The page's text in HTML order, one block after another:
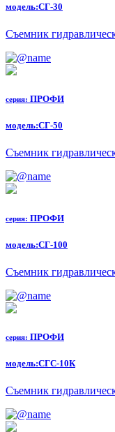
модель:СГ-30
Съемник
серия: ПРОФИ
модель:СГ-50
Съемник
серия: ПРОФИ
модель:СГ-100
Съемник
серия: ПРОФИ
модель:СГС-10К
Съемник